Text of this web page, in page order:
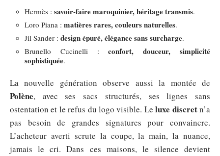
Hermès : savoir-faire maroquinier, héritage transmis.
Loro Piana : matières rares, couleurs naturelles.
Jil Sander : design épuré, élégance sans surcharge.
Brunello Cucinelli :confort, douceur, simplicité
sophistiquée.
La nouvelle génération observe aussi la montée de
Polène, avec ses sacs structurés, ses lignes sans
ostentation et le refus du logo visible. Leluxe discretn’a
pas besoin de grandes signatures pour convaincre.
L’acheteur averti scrute la coupe, la main, la nuance,
jamais le cri. Dans ces maisons, le silence devient